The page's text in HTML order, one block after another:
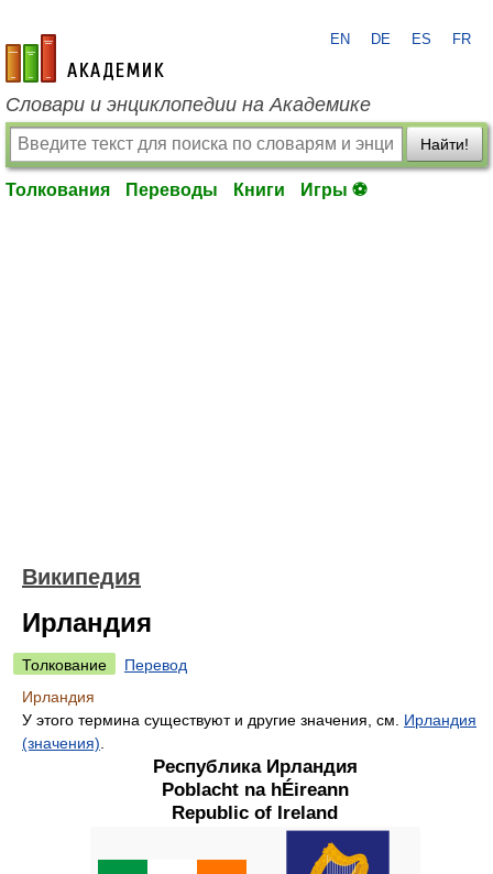
academic.ru
EN DE ES FR
Словари и энциклопедии на Академике
Найти!
Толкования Переводы Книги Игры ⚽
Википедия
Ирландия
Толкование
Перевод
Ирландия
У этого термина существуют и другие значения, см. Ирландия
(значения)
Республика Ирландия
Poblacht na hÉireann
Republic of Ireland